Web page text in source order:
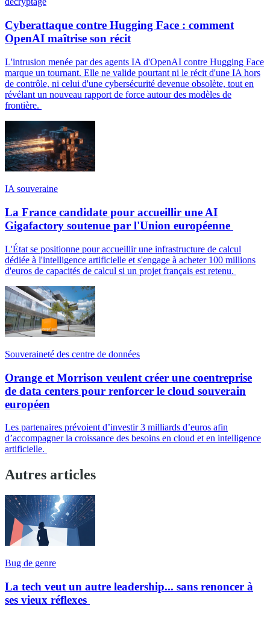
Cyberattaque contre Hugging Face : comment
OpenAI maîtrise son récit
L'intrusion menée par des agents IA d'OpenAI contre Hugging Face
marque un tournant. Elle ne valide pourtant ni le récit d'une IA hors
de contrôle, ni celui d'une cybersécurité devenue obsolète, tout en
révélant un nouveau rapport de force autour des modèles de
frontière.
IA souveraine
La France candidate pour accueillir une AI
Gigafactory soutenue par l'Union européenne
L'État se positionne pour accueillir une infrastructure de calcul
dédiée à l'intelligence artificielle et s'engage à acheter 100 millions
d'euros de capacités de calcul si un projet français est retenu.
Souveraineté des centre de données
Orange et Morrison veulent créer une coentreprise
de data centers pour renforcer le cloud souverain
européen
Les partenaires prévoient d’investir 3 milliards d’euros afin
d’accompagner la croissance des besoins en cloud et en intelligence
artificielle.
Autres articles
Bug de genre
La tech veut un autre leadership... sans renoncer à
ses vieux réflexes